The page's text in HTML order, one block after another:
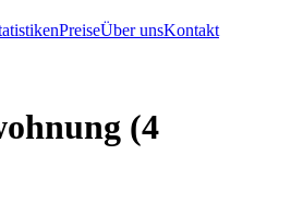
PreiseÜber unsKontakt
(4